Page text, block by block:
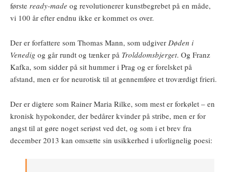
første ready-made og revolutionerer kunstbegrebet på en måde,
vi 100 år efter endnu ikke er kommet os over.
Der er forfattere som Thomas Mann, som udgiver Døden i
Venedig og går rundt og tænker på Trolddomsbjerget. Og Franz
Kafka, som sidder på sit hummer i Prag og er forelsket på
afstand, men er for neurotisk til at gennemføre et troværdigt frieri.
Der er digtere som Rainer Maria Rilke, som mest er forkølet – en
kronisk hypokonder, der bedårer kvinder på stribe, men er for
angst til at gøre noget seriøst ved det, og som i et brev fra
december 2013 kan omsætte sin usikkerhed i uforlignelig poesi: